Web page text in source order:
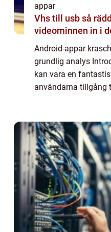
appar
Vhs till usb så räddas gamla
videominnen in i
Android-appar
grundlig analys
kan vara en
användarna tillgång